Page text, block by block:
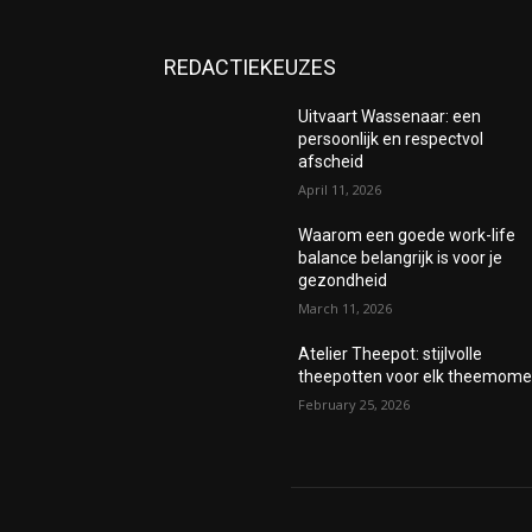
REDACTIEKEUZES
Uitvaart Wassenaar: een
persoonlijk en respectvol
afscheid
April 11, 2026
Waarom een goede work-life
balance belangrijk is voor je
gezondheid
March 11, 2026
Atelier Theepot: stijlvolle
theepotten voor elk
February 25, 2026